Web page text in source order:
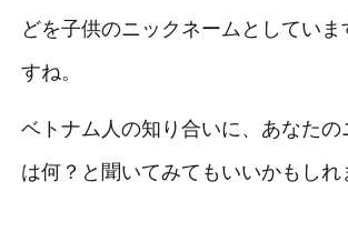
どを子供のニックネームとしてい
すね。
ベトナム人の知り合いに、あなたの
は何？と聞いてみてもいいかもしれ